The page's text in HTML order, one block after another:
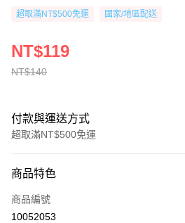
超取滿NT$500免運 國家/地區配送
NT$140
NT$119
付款與運送方式
超取滿NT$500免運
信用卡一次付款
超商取貨付款
商品特色
商品編號
10052053